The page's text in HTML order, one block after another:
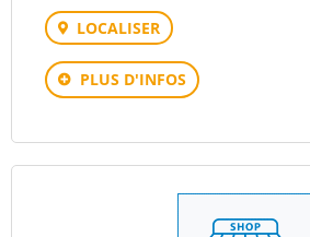
LOCALISER
PLUS D'INFOS